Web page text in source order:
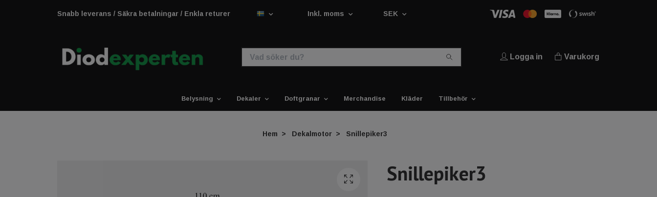
Snabb leverans / Säkra betalningar / Enkla returer Inkl. moms SEK
Logga in Varukorg
Belysning Dekaler Doftgranar Merchandise Kläder Tillbehör
Hem Dekalmotor Snillepiker3
Snillepiker3